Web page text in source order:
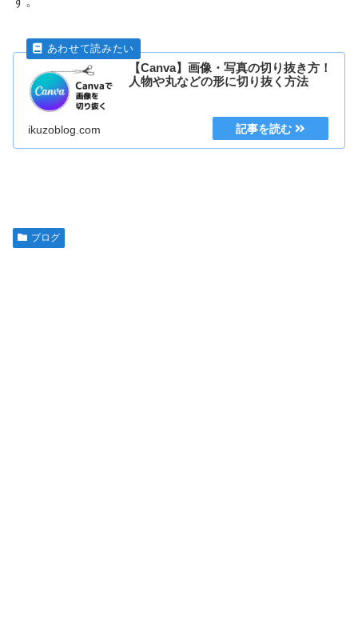
【Canva】画像・写真の切り抜き方！
人物や丸などの形に切り抜く方法
ikuzoblog.com
ブログ